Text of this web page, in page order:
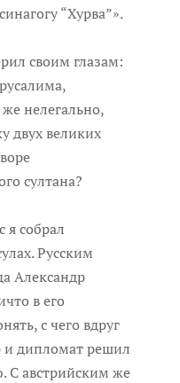
“Хурва”».
своим глазам:
нелегально,
двух великих
султана?
я собрал
Русским
Александр
в его
с чего вдруг
и дипломат решил
С австрийским же